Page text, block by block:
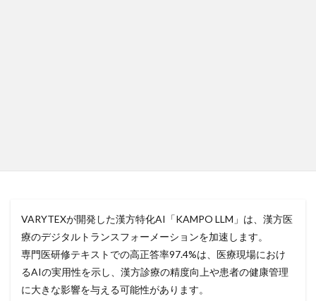
VARYTEXが開発した漢方特化AI「KAMPO LLM」は、漢方医
療のデジタルトランスフォーメーションを加速します。
専門医研修テキストでの高正答率97.4%は、医療現場におけ
るAIの実用性を示し、漢方診療の精度向上や患者の健康管理
に大きな影響を与える可能性があります。